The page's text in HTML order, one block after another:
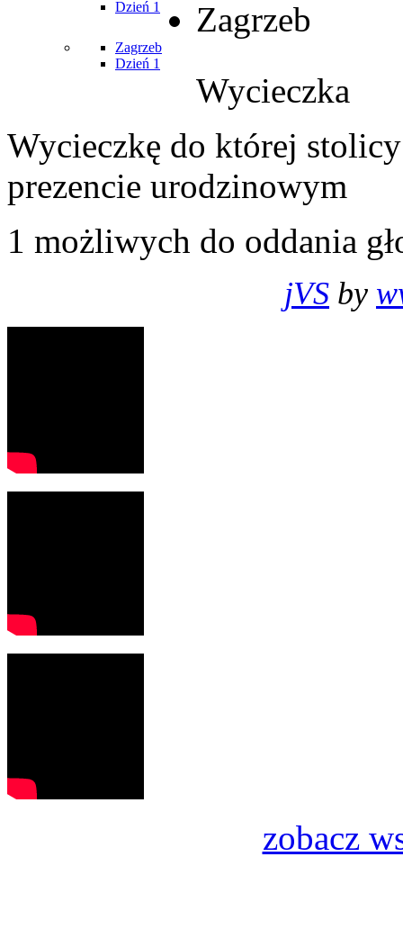
Dzień 1 Zagrzeb
Zagrzeb
Dzień 1
Wycieczka
Wycieczkę do której
prezencie urodzinowym
1 możliwych do oddania
jVS by
zobacz